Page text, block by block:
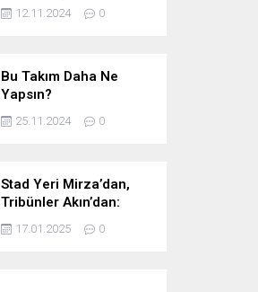
12.11.2024 0
Bu Takım Daha Ne
Yapsın?
25.11.2024 0
Stad Yeri Mirza’dan,
Tribünler Akın’dan:
Geriye Bakanlık Kaldı.
17.01.2025 0